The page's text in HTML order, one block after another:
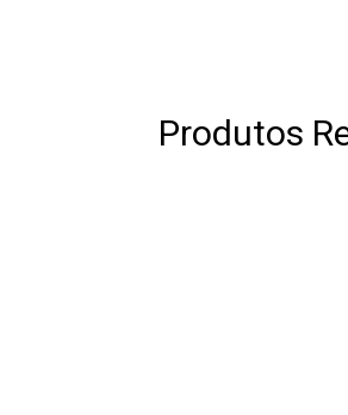
Produtos